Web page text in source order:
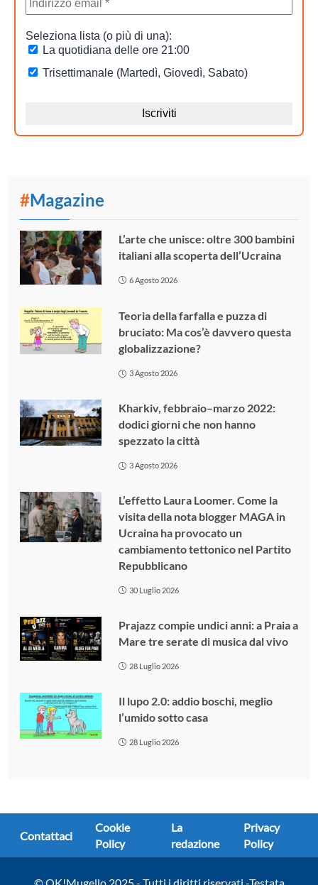
#Magazine
L’arte che unisce: oltre 300 bambini
italiani alla scoperta dell’Ucraina
6 Agosto 2026
Teoria della farfalla e puzza di
bruciato: Ma cos’è davvero questa
globalizzazione?
3 Agosto 2026
Kharkiv, febbraio–marzo 2022:
dodici giorni che non hanno
spezzato la città
3 Agosto 2026
L’effetto Laura Loomer. Come la
visita della nota blogger MAGA in
Ucraina ha provocato un
cambiamento tettonico nel Partito
Repubblicano
30 Luglio 2026
Prajazz compie undici anni: a Praia a
Mare tre serate di musica dal vivo
28 Luglio 2026
Il lupo 2.0: addio boschi, meglio
l’umido sotto casa
28 Luglio 2026
Contattaci
Cookie
Policy
La
redazione
Privacy
Policy